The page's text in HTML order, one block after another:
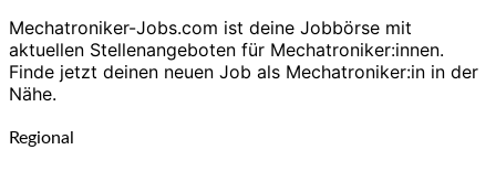
Mechatroniker-Jobs.com ist deine Jobbörse mit
aktuellen Stellenangeboten für Mechatroniker:innen.
Finde jetzt deinen neuen Job als Mechatroniker:in in der
Nähe.
Regional